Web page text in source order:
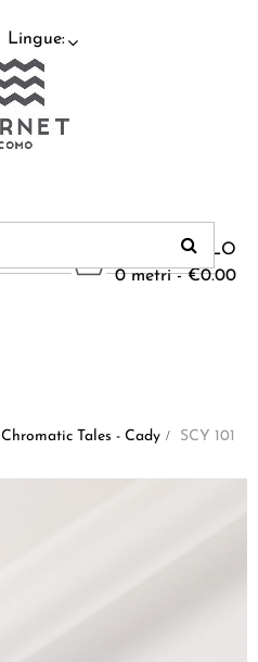
Lingue:
CARRELLO
0 metri - €0.00
Chromatic Tales - Cady > SCY 101